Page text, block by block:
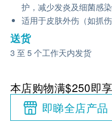
护，减少发炎及细菌感染
适用于皮肤外伤（如抓
送货
3 至 5 个工作天内发货
本店购物满$250即享
即睇全店产品